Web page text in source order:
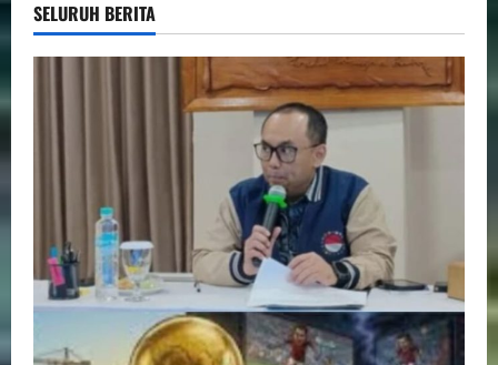
SELURUH BERITA